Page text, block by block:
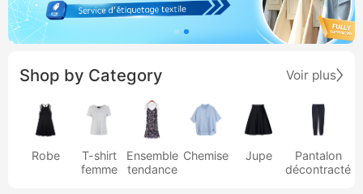
Shop by Category Voir plus
Robe
T-shirt
femme
Ensemble
tendance
Chemise Jupe
Pantalon
décontracté